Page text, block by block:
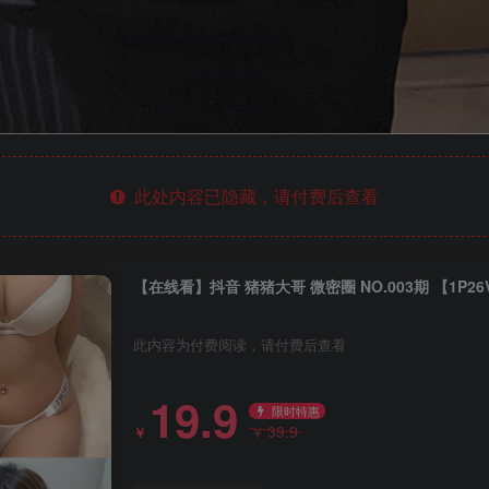
此处内容已隐藏，请付费后查看
【在线看】抖音 猪猪大哥 微密圈 NO.003期 【
此内容为付费阅读，请付费后查看
￥ 19.9 限时特惠
￥39.9